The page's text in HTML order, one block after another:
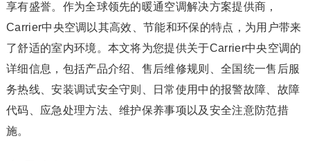
享有盛誉。作为全球领先的暖通空调解决方案提供商，
Carrier中央空调以其高效、节能和环保的特点，为用户带来
了舒适的室内环境。本文将为您提供关于Carrier中央空调的
详细信息，包括产品介绍、售后维修规则、全国统一售后服
务热线、安装调试安全守则、日常使用中的报警故障、故障
代码、应急处理方法、维护保养事项以及安全注意防范措
施。